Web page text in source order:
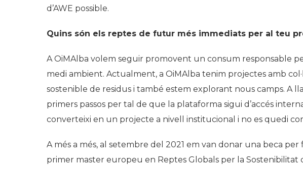
d’AWE possible.
Quins són els reptes de futur més immediats per al teu
A OiMAlba volem seguir promovent un consum responsable
medi ambient. Actualment, a OiMAlba tenim projectes amb
sostenible de residus i també estem explorant nous camps. A
primers passos per tal de que la plataforma sigui d’accés
converteixi en un projecte a nivell institucional i no es quedi
A més a més, al setembre del 2021 em van donar una beca
primer master europeu en Reptes Globals per la Sostenibilitat